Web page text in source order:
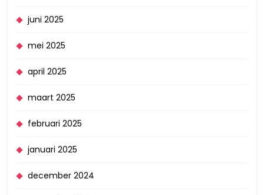
juni 2025
mei 2025
april 2025
maart 2025
februari 2025
januari 2025
december 2024